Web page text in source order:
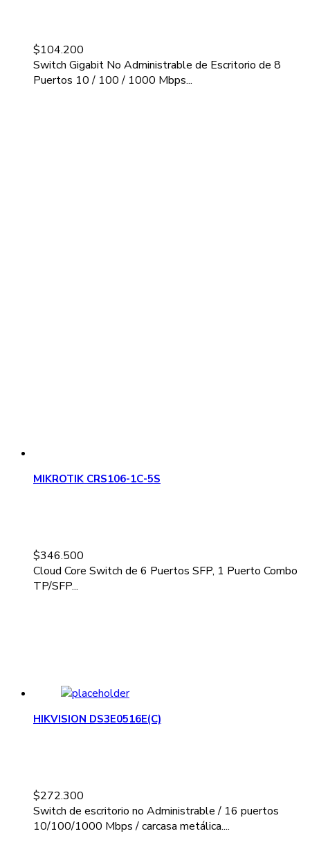
$104.200
Switch Gigabit No Administrable de Escritorio de 8
Puertos 10 / 100 / 1000 Mbps...
MIKROTIK CRS106-1C-5S
$346.500
Cloud Core Switch de 6 Puertos SFP, 1 Puerto Combo
TP/SFP...
HIKVISION DS3E0516E(C)
$272.300
Switch de escritorio no Administrable / 16 puertos
10/100/1000 Mbps / carcasa metálica....